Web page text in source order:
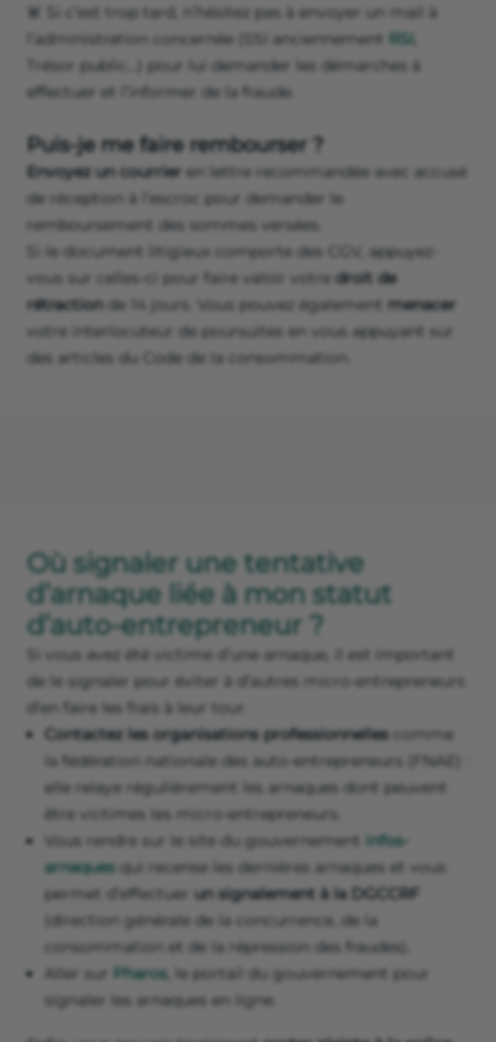
🚨 Si c’est trop tard, n’hésitez pas à envoyer un mail à
l’administration concernée (SSI anciennement RSI
Trésor public…) pour lui demander les démarches à
effectuer et l’informer de la fraude.
Puis-je me faire rembourser ?
Envoyez un courrier en lettre recommandée avec accusé
de réception à l’escroc pour demander le
remboursement des sommes versées.
Si le document litigieux comporte des CGV, appuyez-
vous sur celles-ci pour faire valoir votre droit de
rétractionde 14 jours. Vous pouvez également menacer
votre interlocuteur de poursuites en vous appuyant sur
des articles du Code de la consommation.
Où signaler une tentative
d’arnaque liée à mon statut
d’auto-entrepreneur ?
Si vous avez été victime d’une arnaque, il est important
de le signaler pour éviter à d’autres micro-entrepreneurs
d’en faire les frais à leur tour.
Contactez les organisations professionnelles
comme
la fédération nationale des auto-entrepreneurs (FNAE) :
elle relaye régulièrement les arnaques dont peuvent
être victimes les micro-entrepreneurs.
Vous rendre sur le site du gouvernement infos-
arnaques qui recense les dernières arnaques et vous
permet d’effectuer un signalement à la DGCCRF
(direction générale de la concurrence, de la
consommation et de la répression des fraudes).
Aller sur Pharos, le portail du gouvernement pour
signaler les arnaques en ligne.